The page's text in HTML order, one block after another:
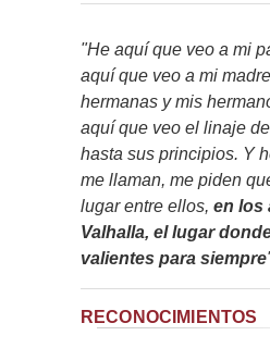
"He aquí que veo a mi
aquí que veo a mi
hermanas y mis
aquí que veo el linaje
hasta sus principios. Y
me llaman, me piden
lugar entre ellos, en los
Valhalla, el lugar
valientes para siempre
RECONOCIMIENTOS